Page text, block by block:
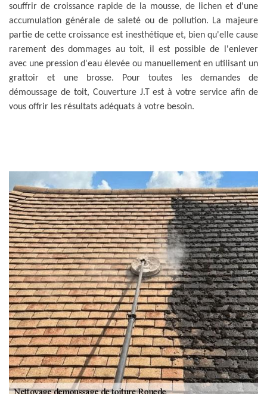
souffrir de croissance rapide de la mousse, de lichen et d'une
accumulation générale de saleté ou de pollution. La majeure
partie de cette croissance est inesthétique et, bien qu'elle cause
rarement des dommages au toit, il est possible de l'enlever
avec une pression d'eau élevée ou manuellement en utilisant un
grattoir et une brosse. Pour toutes les demandes de
démoussage de toit, Couverture J.T est à votre service afin de
vous offrir les résultats adéquats à votre besoin.